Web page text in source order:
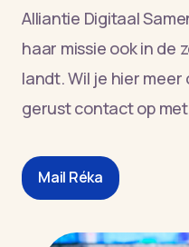
Alliantie Digitaal
haar missie ook in de
landt. Wil je hier meer
gerust contact op
Mail Réka